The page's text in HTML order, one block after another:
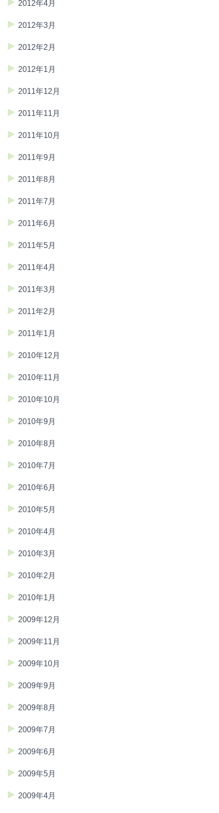
2012年4月
2012年3月
2012年2月
2012年1月
2011年12月
2011年11月
2011年10月
2011年9月
2011年8月
2011年7月
2011年6月
2011年5月
2011年4月
2011年3月
2011年2月
2011年1月
2010年12月
2010年11月
2010年10月
2010年9月
2010年8月
2010年7月
2010年6月
2010年5月
2010年4月
2010年3月
2010年2月
2010年1月
2009年12月
2009年11月
2009年10月
2009年9月
2009年8月
2009年7月
2009年6月
2009年5月
2009年4月